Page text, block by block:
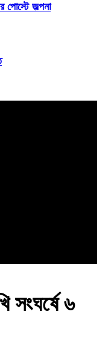
পোস্টে জল্পনা
সংঘর্ষে ৬